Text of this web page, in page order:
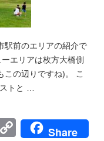
駅前のエリアの紹介で
エリアは枚方大橋側
この辺りですね)。 こ
トと …
EmailCopyShare